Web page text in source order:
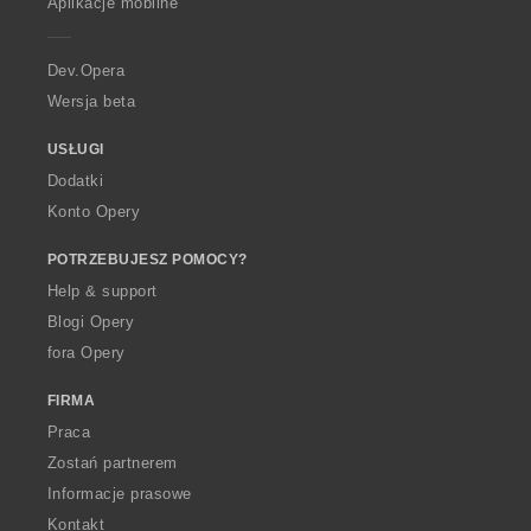
a
Dev.Opera
Wersja beta
USŁUGI
Dodatki
Konto Opery
POTRZEBUJESZ POMOCY?
Help & support
Blogi Opery
fora Opery
FIRMA
Praca
Zostań partnerem
Informacje prasowe
Kontakt